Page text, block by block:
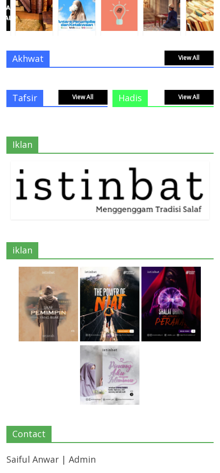
Akhwat View All
Tafsir View All Hadis View All
Iklan
iklan
Contact
Saiful Anwar | Admin